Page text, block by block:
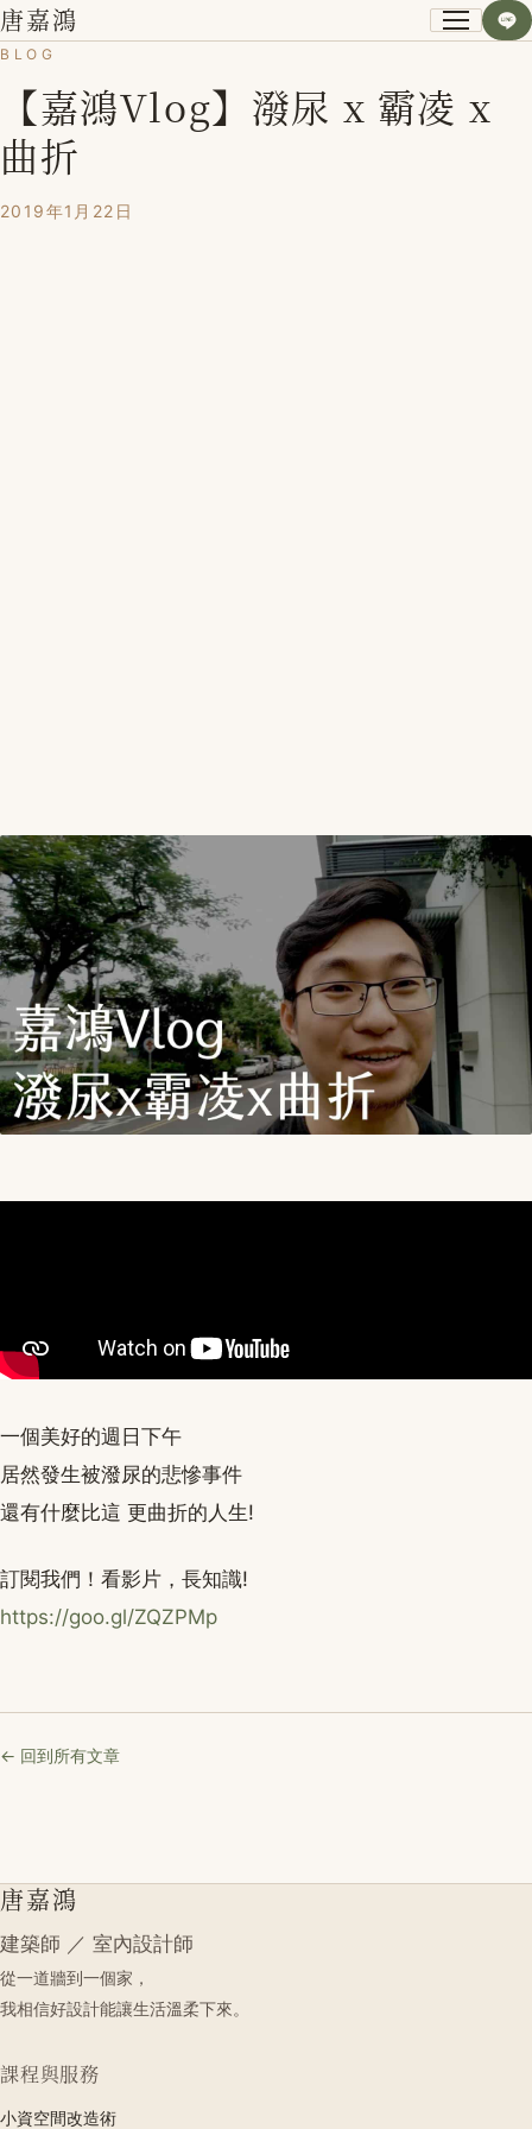
唐嘉鴻
關於我
小資空間改造術
BLOG
【嘉鴻Vlog】潑尿 x 霸凌 x
曲折
2019年1月22日
一個美好的週日下午
居然發生被潑尿的悲慘事件
還有什麼比這 更曲折的人生!
訂閱我們！看影片，長知識!
https://goo.gl/ZQZPMp
← 回到所有文章
唐嘉鴻
建築師 ／ 室內設計師
從一道牆到一個家，
我相信好設計能讓生活溫柔下來。
課程與服務
小資空間改造術